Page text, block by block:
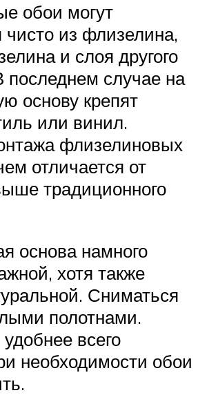
обои могут
чисто из флизелина,
и слоя другого
последнем случае на
основу крепят
или винил.
флизелиновых
отличается от
традиционного
основа намного
хотя также
Сниматься
полотнами.
всего
необходимости обои